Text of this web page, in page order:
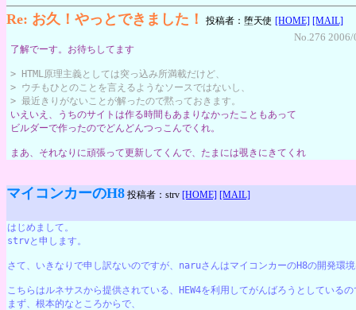
Re: お久！やっとできました！ 投稿者：堕天使 [HOME] [MAIL]
No.276
了解でーす。お待ちしてます
> HTML原理主義としては突っ込み所満載だけど、
> ウチもひとのことを言えるようなソースではないし、
> 最近きりがないことが解ったので黙っておきます。
いえいえ、うちのサイトは作る時間もあまりなかったこともあって
ビルダーで作ったのでどんどんつっこんでくれ。
まあ、それなりに頑張って更新してくんで、たまには覗きにきてくれ
マイコンカーのH8 投稿者：strv [HOME] [MAIL]
はじめまして。
strvと申します。
さて、いきなりで申し訳ないのですが、naruさんはマイコンカーのH8の開発環
こちらはルネサスから提供されている、HEW4を利用してがんばろうとしている
まず、根本的なところからで、